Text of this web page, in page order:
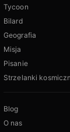
Tycoon
Bilard
Geografia
Misja
Pisanie
Strzelanki
Blog
O nas